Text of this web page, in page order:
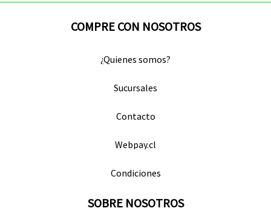
COMPRE CON NOSOTROS
¿Quienes somos?
Sucursales
Contacto
Webpay.cl
Condiciones
SOBRE NOSOTROS